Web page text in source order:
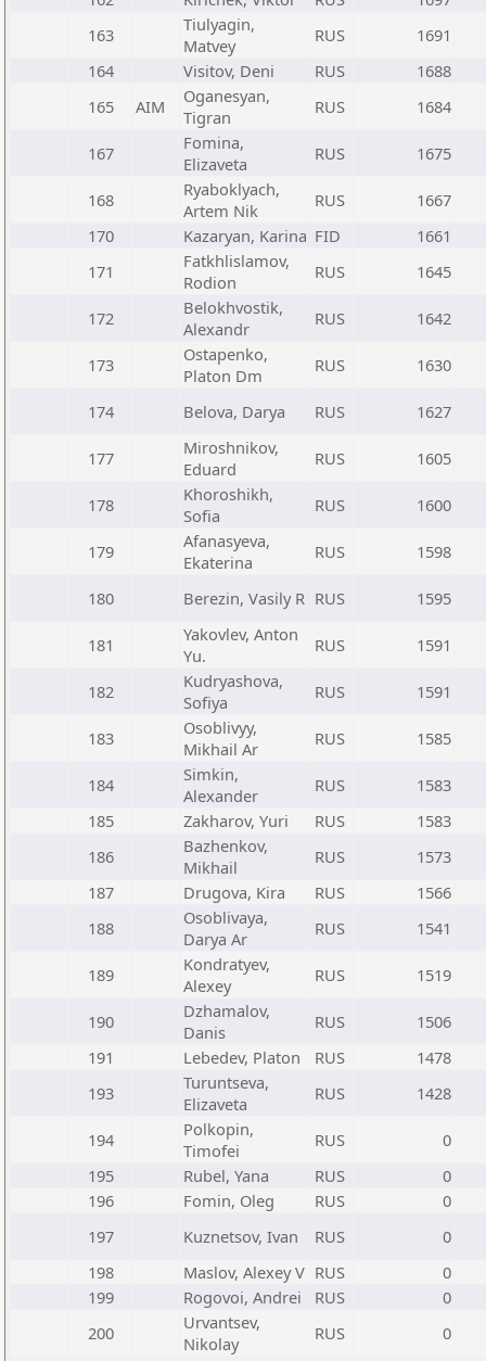
163
Tiulyagin,
Matvey
RUS
1691
164
Visitov, Deni RUS
1688
165
AIM
Oganesyan,
Tigran
RUS 1684
167
Fomina,
Elizaveta
RUS 1675
168
Ryaboklyach,
Artem Nik
RUS
1667
170
Kazaryan, Karina FID
1661
171
Fatkhlislamov,
Rodion
RUS 1645
172
Belokhvostik,
Alexandr
RUS 1642
173
Ostapenko,
Platon Dm
RUS 1630
174 Belova, Darya RUS 1627
177
Miroshnikov,
Eduard
RUS 1605
178
Khoroshikh,
Sofia
RUS 1600
179
Afanasyeva,
Ekaterina
RUS 1598
180 Berezin, Vasily R RUS 1595
181
Yakovlev, Anton
Yu.
RUS 1591
182
Kudryashova,
Sofiya
RUS 1591
183
Osoblivyy,
Mikhail Ar
RUS 1585
184
Simkin,
Alexander
RUS
1583
185
Zakharov, Yuri RUS
1583
186
Bazhenkov,
Mikhail
RUS
1573
187
Drugova, Kira RUS
1566
188
Osoblivaya,
Darya Ar
RUS 1541
189
Kondratyev,
Alexey
RUS 1519
190
Dzhamalov,
Danis
RUS
1506
191
Lebedev, Platon RUS
1478
193
Turuntseva,
Elizaveta
RUS 1428
194
Polkopin,
Timofei
RUS
0
195
Rubel, Yana RUS
0
196
Fomin, Oleg RUS
0
197
Kuznetsov, Ivan RUS
0
198
Maslov, Alexey V RUS
0
199
Rogovoi, Andrei RUS
0
200
Urvantsev,
Nikolay
RUS 0